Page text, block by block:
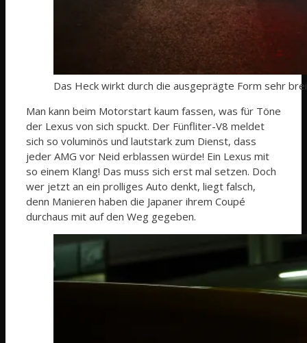
Das Heck wirkt durch die ausgeprägte Form sehr
Man kann beim Motorstart kaum fassen, was für Töne
der Lexus von sich spuckt. Der Fünfliter-V8 meldet
sich so voluminös und lautstark zum Dienst, dass
jeder AMG vor Neid erblassen würde! Ein Lexus mit
so einem Klang! Das muss sich erst mal setzen. Doch
wer jetzt an ein prolliges Auto denkt, liegt falsch,
denn Manieren haben die Japaner ihrem Coupé
durchaus mit auf den Weg gegeben.